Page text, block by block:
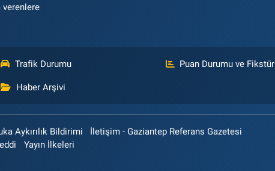
verenlere
Trafik Durumu Puan Durumu ve Fikstür
Haber Arşivi
Aykırılık Bildirimi
İletişim - Gaziantep Referans Gazetesi
Yayın İlkeleri